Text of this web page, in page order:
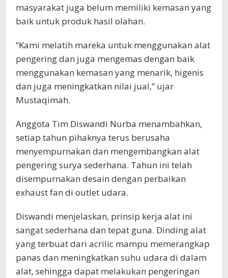
masyarakat juga belum memiliki kemasan yang
baik untuk produk hasil olahan.
“Kami melatih mareka untuk menggunakan alat
pengering dan juga mengemas dengan baik
menggunakan kemasan yang menarik, higenis
dan juga meningkatkan nilai jual,” ujar
Mustaqimah.
Anggota Tim Diswandi Nurba menambahkan,
setiap tahun pihaknya terus berusaha
menyempurnakan dan mengembangkan alat
pengering surya sederhana. Tahun ini telah
disempurnakan desain dengan perbaikan
exhaust fan di outlet udara.
Diswandi menjelaskan, prinsip kerja alat ini
sangat sederhana dan tepat guna. Dinding alat
yang terbuat dari acrilic mampu memerangkap
panas dan meningkatkan suhu udara di dalam
alat, sehingga dapat melakukan pengeringan